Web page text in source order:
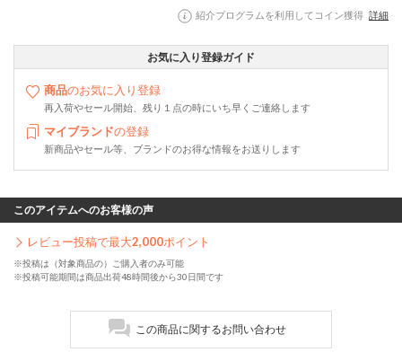
紹介プログラムを利用してコイン獲得 詳細
お気に入り登録ガイド
商品のお気に入り登録
再入荷やセール開始、残り１点の時にいち早くご連絡します
マイブランドの登録
新商品やセール等、ブランドのお得な情報をお送りします
このアイテムへのお客様の声
レビュー投稿で最大2,000ポイント
※投稿は（対象商品の）ご購入者のみ可能
※投稿可能期間は商品出荷48時間後から30日間です
この商品に関するお問い合わせ